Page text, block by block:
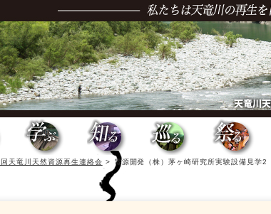
天竜川天然資源再生連絡会 > 電源開発（株）茅ヶ崎研究所実験設備見学2